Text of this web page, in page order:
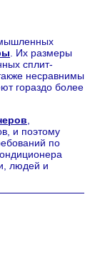
. Их размеры
сплит-
несравнимы
гораздо более
,
и поэтому
по
людей и